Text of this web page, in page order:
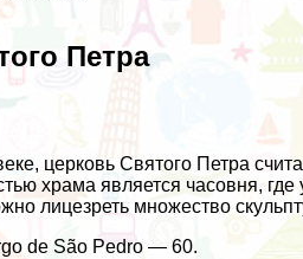
Петра
церковь Святого Петра
храма является часовня,
лицезреть множество
de São Pedro — 60.